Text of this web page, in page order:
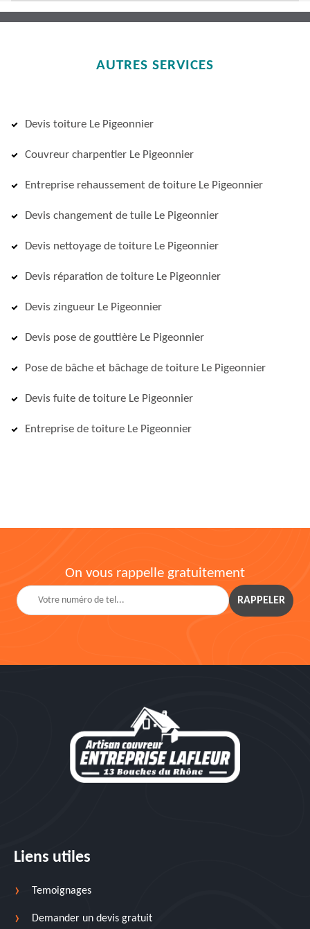
AUTRES SERVICES
Devis toiture Le Pigeonnier
Couvreur charpentier Le Pigeonnier
Entreprise rehaussement de toiture Le Pigeonnier
Devis changement de tuile Le Pigeonnier
Devis nettoyage de toiture Le Pigeonnier
Devis réparation de toiture Le Pigeonnier
Devis zingueur Le Pigeonnier
Devis pose de gouttière Le Pigeonnier
Pose de bâche et bâchage de toiture Le Pigeonnier
Devis fuite de toiture Le Pigeonnier
Entreprise de toiture Le Pigeonnier
On vous rappelle gratuitement
Liens utiles
Temoignages
Demander un devis gratuit